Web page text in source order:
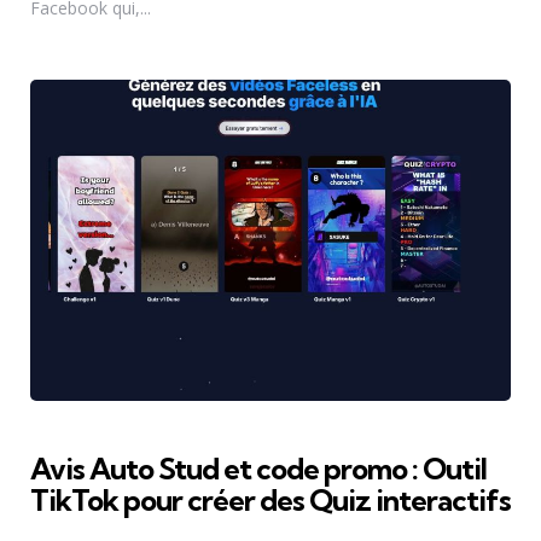
Facebook qui,...
Avis Auto Stud et code promo : Outil
TikTok pour créer des Quiz interactifs